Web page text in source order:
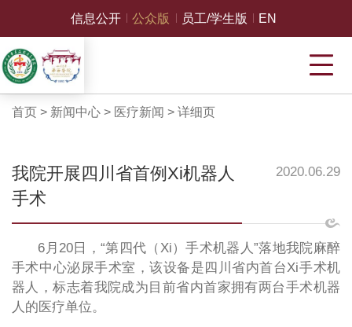
信息公开 公众版 员工/学生版 EN
首页 > 新闻中心> 医疗新闻 > 详细页
我院开展四川省首例Xi机器人
手术
2020.06.29
6月20日，“第四代（Xi）手术机器人”落地我院麻醉
手术中心泌尿手术室，该设备是四川省内首台Xi手术机
器人，标志着我院成为目前省内首家拥有两台手术机器
人的医疗单位。